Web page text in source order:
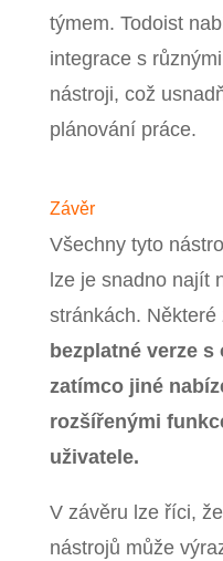
týmem. Todoist
integrace s
nástroji, což
plánování práce.
Závěr
Všechny tyto
lze je snadno najít
stránkách.
bezplatné verze
zatímco jiné
rozšířenými
uživatele.
V závěru lze říci,
nástrojů může